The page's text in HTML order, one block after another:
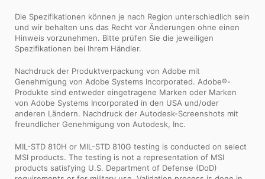
Die Spezifikationen können je nach Region unterschiedlich sein
und wir behalten uns das Recht vor Änderungen ohne einen
Hinweis vorzunehmen. Bitte prüfen Sie die jeweiligen
Spezifikationen bei Ihrem Händler.
Nachdruck der Produktverpackung von Adobe mit
Genehmigung von Adobe Systems Incorporated. Adobe®-
Produkte sind entweder eingetragene Marken oder Marken
von Adobe Systems Incorporated in den USA und/oder
anderen Ländern. Nachdruck der Autodesk-Screenshots mit
freundlicher Genehmigung von Autodesk, Inc.
MIL-STD 810H or MIL-STD 810G testing is conducted on select
MSI products. The testing is not a representation of MSI
products satisfying U.S. Department of Defense (DoD)